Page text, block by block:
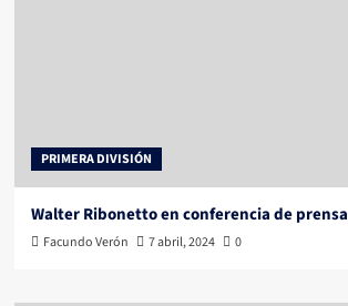
PRIMERA DIVISIÓN
Walter Ribonetto en conferencia de prensa
Facundo Verón 7 abril, 2024 0